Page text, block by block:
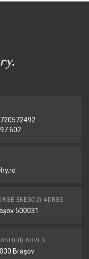
602
ENESCU) ADRES
500031
ADRES
Brașov